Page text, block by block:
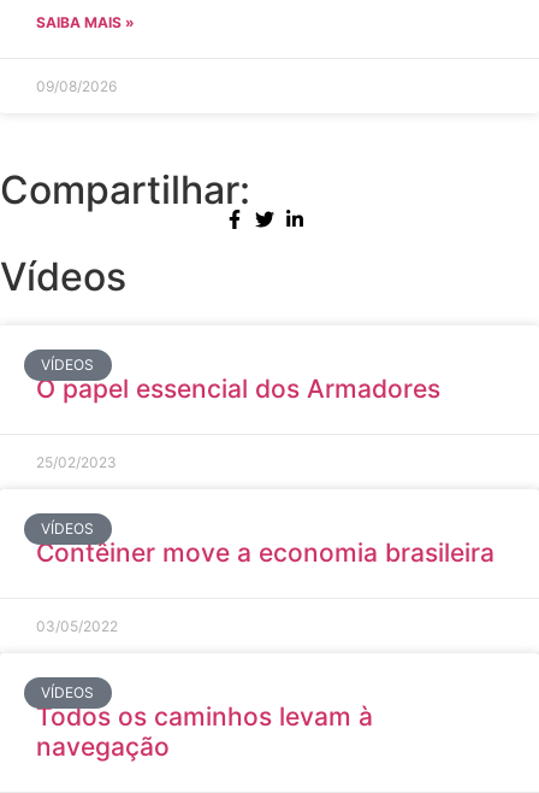
SAIBA MAIS »
09/08/2026
Compartilhar:
Vídeos
VÍDEOS
O papel essencial dos Armadores
25/02/2023
VÍDEOS
Contêiner move a economia brasileira
03/05/2022
VÍDEOS
Todos os caminhos levam à
navegação